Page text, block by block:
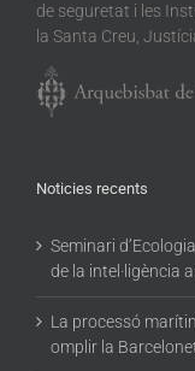
de seguretat i les
la Santa Creu,
Noticies recents
Seminari
de la intel·ligència
La processó
omplir la